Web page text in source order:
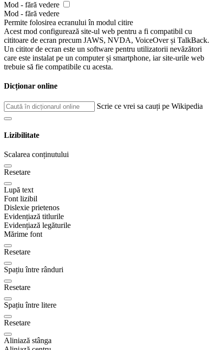
Mod - fără vedere
Mod - fără vedere
Permite folosirea ecranului în modul citire
Acest mod configurează site-ul web pentru a fi compatibil cu
cititoare de ecran precum JAWS, NVDA, VoiceOver și TalkBack.
Un cititor de ecran este un software pentru utilizatorii nevăzători
care este instalat pe un computer și smartphone, iar site-urile web
trebuie să fie compatibile cu acesta.
Dicționar online
Scrie ce vrei sa cauți pe Wikipedia
Lizibilitate
Scalarea conținutului
Resetare
Lupă text
Font lizibil
Dislexie prietenos
Evidențiază titlurile
Evidențiază legăturile
Mărime font
Resetare
Spațiu între rânduri
Resetare
Spațiu între litere
Resetare
Aliniază stânga